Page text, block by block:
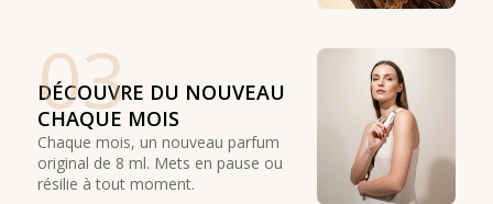
03
DÉCOUVRE DU NOUVEAU
CHAQUE MOIS
Chaque mois, un nouveau parfum
original de 8 ml. Mets en pause ou
résilie à tout moment.